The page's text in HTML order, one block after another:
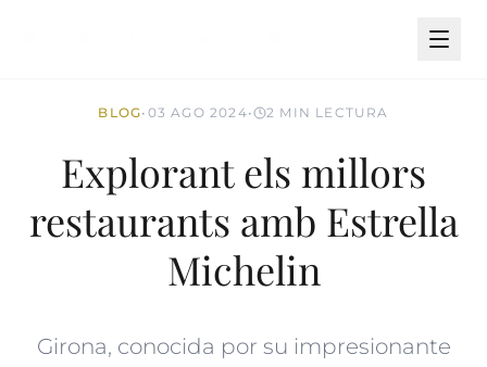
BLOG• 03 AGO 2024• 2 MIN LECTURA
Explorant els millors
restaurants amb Estrella
Michelin
Girona, conocida por su impresionante